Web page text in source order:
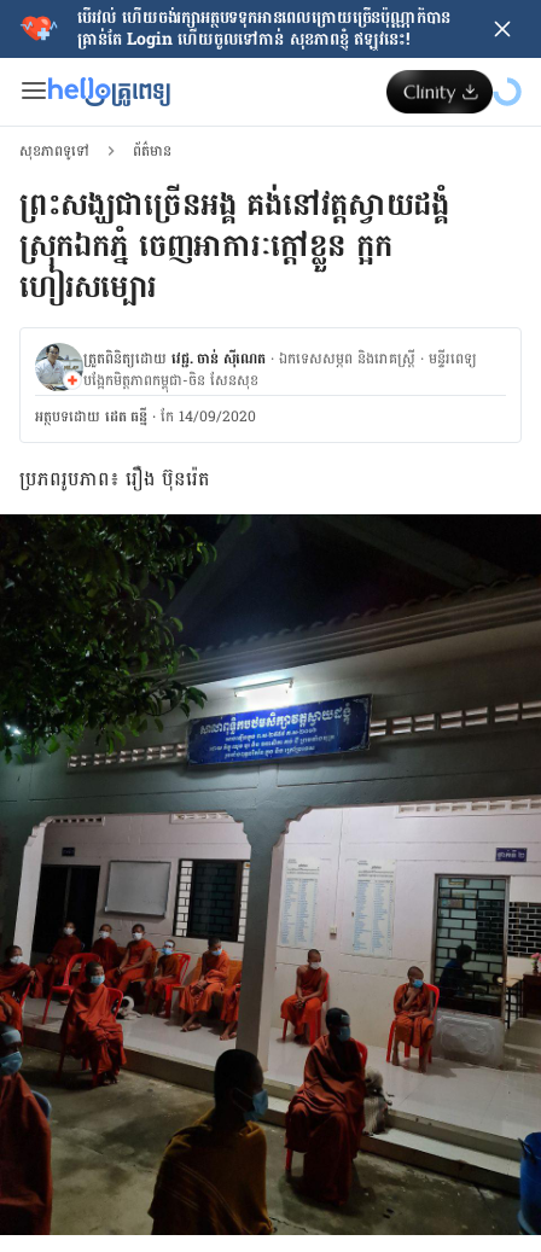
បើរវល់ ហើយចង់​រក្សាអត្ថបទទុកអានពេលក្រោយ​ច្រើនប៉ុណ្ណាក៏បាន
គ្រាន់តែ​ Login ហើយចូលទៅកាន់ សុខភាពខ្ញុំ ឥឡូវនេះ!
សុខភាពទូទៅ ព័ត៌មាន
ព្រះសង្ឃជាច្រើនអង្គ គង់នៅវត្តស្វាយដង្គំ
ស្រុកឯកភ្នំ ចេញអាការៈក្តៅខ្លួន ក្អក
ហៀរសម្បោរ
ត្រួតពិនិត្យដោយ វេជ្ជ. ចាន់ ស៊ីណេត ·ឯកទេសសម្ភព និងរោគស្ត្រី ·ម​ន្ទីរពេទ្យ
បង្អែកមិត្តភាពកម្ពុជា-ចិន សែនសុខ
អត្ថបទ​ដោយ ដេត ធន្នី ·កែ 14/09/2020
ប្រភពរូបភាព៖ រឿង ប៊ុនរ៉េត